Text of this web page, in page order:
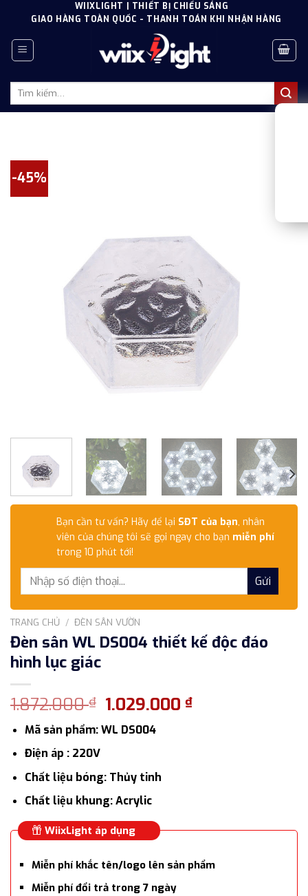
content
WIIXLIGHT | THIẾT BỊ CHIẾU SÁNG
GIAO HÀNG TOÀN QUỐC - THANH TOÁN KHI NHẬN HÀNG
Tìm
-45%
Bạn cần tư vấn? Hãy để lại SĐT của bạn, nhân
viên của chúng tôi sẽ gọi ngay cho bạn miễn phí
trong 10 phút tới!
TRANG CHỦ / ĐÈN SÂN VƯỜN
Đèn sân WL DS004 thiết kế độc đáo
hình lục giác
1.872.000₫ Giá
gốc
là:
1.029.000₫Giá
Mã sản phẩm: WL DS004
Điện áp : 220V
Chất liệu bóng: Thủy tinh
Chất liệu khung: Acrylic
WiixLight áp dụng
Miễn phí khắc tên/logo lên sản phẩm
Miễn phí đổi trả trong 7 ngày